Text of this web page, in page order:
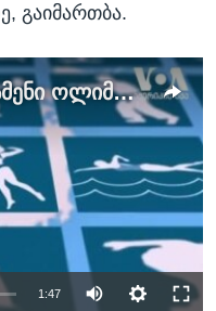
გაიმართბა.
11 000-ზე მეტი სპორტსმენი ოლიმპიადისთვის ემზადება - ტოკიო 2021-ის დეტალები
available
1:47